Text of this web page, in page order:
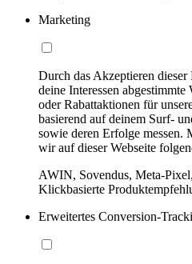
Marketing
Durch das Akzeptieren
deine Interessen
oder Rabattaktionen für
basierend auf deinem Surf-
sowie deren Erfolge
wir auf dieser Webseite
AWIN, Sovendus, Meta-
Klickbasierte
Erweitertes Conversion-